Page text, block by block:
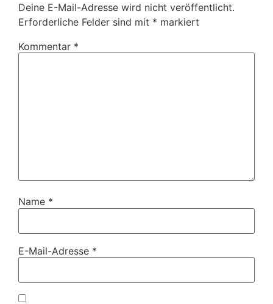
Deine E-Mail-Adresse wird nicht veröffentlicht.
Erforderliche Felder sind mit * markiert
Kommentar *
Name *
E-Mail-Adresse *